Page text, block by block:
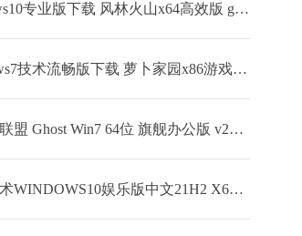
windows10专业版下载 风林火山x64高效版 ghost镜像下载 免激活工具
Windows7技术流畅版下载 萝卜家园x86游戏版 ghost镜像下载 免激活工具
技术员联盟 Ghost Win7 64位 旗舰办公版 v2024.05
深度技术WINDOWS10娱乐版中文21H2 X64位 V2022.04下载